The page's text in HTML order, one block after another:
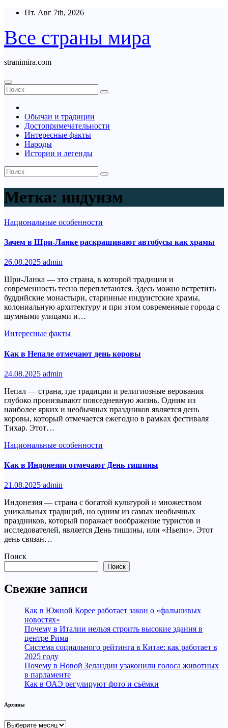
Перейти
содержимому
Пт. Авг 7th, 2026
Все страны мира
stranimira.com
Обычаи и традиции
Достопримечательности
Интересные факты
Народы
Истории и легенды
Метка: индуизм
Национальные особенности
Зачем в Шри-Ланке раскрашивают автобусы как храмы
26.08.2025 admin
Шри-Ланка — это страна, в которой традиции и
современность тесно переплетаются. Здесь можно встретить
буддийские монастыри, старинные индуистские храмы,
колониальную архитектуру и при этом современные города с
шумными улицами и…
Интересные факты
Как в Непале отмечают день коровы
24.08.2025 admin
Непал — страна, где традиции и религиозные верования
глубоко пронизывают повседневную жизнь. Одним из
наиболее ярких и необычных праздников является день
коровы, который отмечается ежегодно в рамках фестиваля
Тихар. Этот…
Национальные особенности
Как в Индонезии отмечают День тишины
21.08.2025 admin
Индонезия — страна с богатой культурой и множеством
уникальных традиций, но одним из самых необычных
праздников, который поражает воображение туристов и
исследователей, является День тишины, или «Ньепи». Этот
день связан…
Поиск
Поиск
Свежие записи
Как в Южной Корее работает закон о «фальшивых
новостях»
Почему в Италии нельзя строить высокие здания в
центре Рима
Система социального рейтинга в Китае: как работает в
2025 году
Почему в Новой Зеландии узаконили голоса животных
в парламенте
Как в ОАЭ регулируют фото и съёмки
Архивы
Архивы